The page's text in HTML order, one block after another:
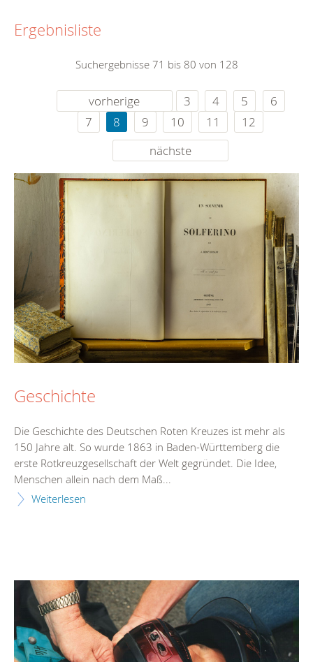
Ergebnisliste
Suchergebnisse 71 bis 80 von 128
vorherige 3 4 5
6
7
8 9 10 11
12
nächste
Geschichte
Die Geschichte des Deutschen Roten Kreuzes ist mehr als
150 Jahre alt. So wurde 1863 in Baden-Württemberg die
erste Rotkreuzgesellschaft der Welt gegründet. Die Idee,
Menschen allein nach dem Maß...
Weiterlesen